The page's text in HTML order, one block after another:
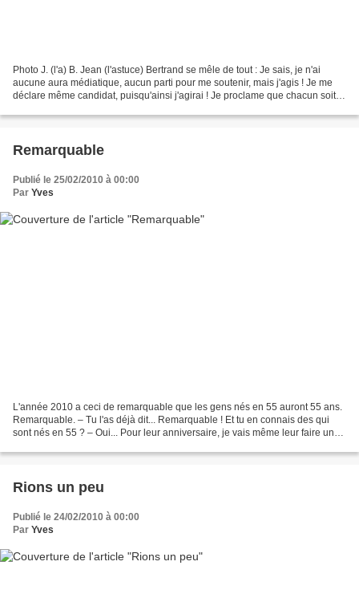
Photo J. (l'a) B. Jean (l'astuce) Bertrand se mêle de tout : Je sais, je n'ai
aucune aura médiatique, aucun parti pour me soutenir, mais j'agis ! Je me
déclare même candidat, puisqu'ainsi j'agirai ! Je proclame que chacun soit à
Remarquable
Publié le 25/02/2010 à 00:00
Par Yves
L'année 2010 a ceci de remarquable que les gens nés en 55 auront 55 ans.
Remarquable. – Tu l'as déjà dit... Remarquable ! Et tu en connais des qui
sont nés en 55 ? – Oui... Pour leur anniversaire, je vais même leur faire un
Rions un peu
Publié le 24/02/2010 à 00:00
Par Yves